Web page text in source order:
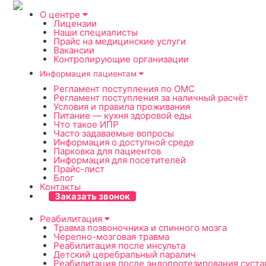
О центре
Лицензии
Наши специалисты
Прайс на медицинские услуги
Вакансии
Контролирующие организации
Информация пациентам
Регламент поступления по ОМС
Регламент поступления за наличный расчёт
Условия и правила проживания
Питание — кухня здоровой еды
Что такое ИПР
Часто задаваемые вопросы
Информация о доступной среде
Парковка для пациентов
Информация для посетителей
Прайс-лист
Блог
Контакты
Заказать звонок
Реабилитация
Травма позвоночника и спинного мозга
Черепно-мозговая травма
Реабилитация после инсульта
Детский церебральный паралич
Реабилитация после эндопротезирования